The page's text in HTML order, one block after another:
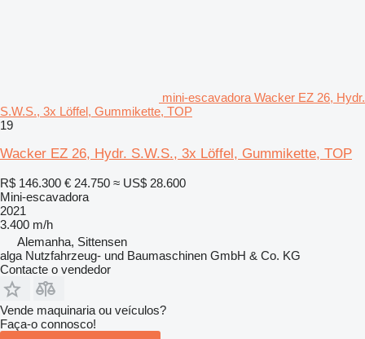
mini-escavadora Wacker EZ 26, Hydr.
S.W.S., 3x Löffel, Gummikette, TOP
19
Wacker EZ 26, Hydr. S.W.S., 3x Löffel, Gummikette, TOP
R$ 146.300 € 24.750 ≈ US$ 28.600
Mini-escavadora
2021
3.400 m/h
Alemanha, Sittensen
alga Nutzfahrzeug- und Baumaschinen GmbH & Co. KG
Contacte o vendedor
Vende maquinaria ou veículos?
Faça-o connosco!